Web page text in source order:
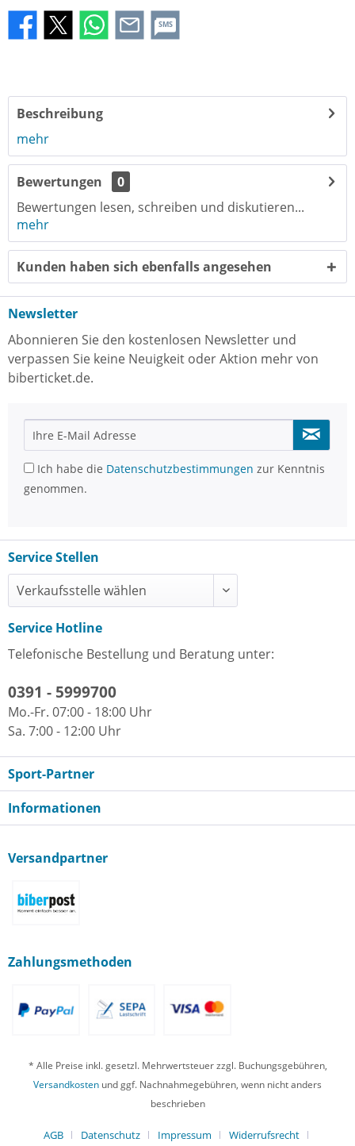
SMS
Beschreibung
mehr
Bewertungen
0
Bewertungen lesen, schreiben und diskutieren...
mehr
Kunden haben sich ebenfalls angesehen
Newsletter
Abonnieren Sie den kostenlosen Newsletter und
verpassen Sie keine Neuigkeit oder Aktion mehr von
biberticket.de.
Ich habe die Datenschutzbestimmungen zur Kenntnis
genommen.
Service Stellen
Service Hotline
Telefonische Bestellung und Beratung unter:
0391 - 5999700
Mo.-Fr. 07:00 - 18:00 Uhr
Sa. 7:00 - 12:00 Uhr
Sport-Partner
Informationen
Versandpartner
Zahlungsmethoden
* Alle Preise inkl. gesetzl. Mehrwertsteuer zzgl. Buchungsgebühren,
Versandkosten und ggf. Nachnahmegebühren, wenn nicht anders
beschrieben
AGB Datenschutz Impressum Widerrufsrecht